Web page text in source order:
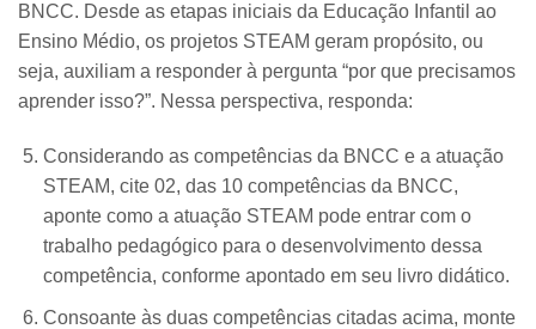
BNCC. Desde as etapas iniciais da Educação Infantil ao
Ensino Médio, os projetos STEAM geram propósito, ou
seja, auxiliam a responder à pergunta “por que precisamos
aprender isso?”. Nessa perspectiva, responda:
Considerando as competências da BNCC e a atuação
STEAM, cite 02, das 10 competências da BNCC,
aponte como a atuação STEAM pode entrar com o
trabalho pedagógico para o desenvolvimento dessa
competência, conforme apontado em seu livro didático.
Consoante às duas competências citadas acima, monte